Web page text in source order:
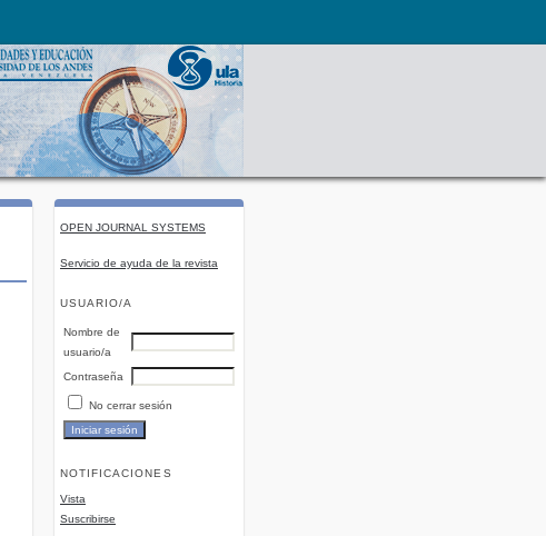
OPEN JOURNAL SYSTEMS
Servicio de ayuda de la revista
USUARIO/A
Nombre de
usuario/a
Contraseña
No cerrar sesión
NOTIFICACIONES
Vista
Suscribirse